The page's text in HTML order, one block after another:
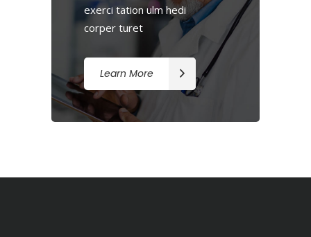
exerci tation ulm hedi
corper turet
Learn More